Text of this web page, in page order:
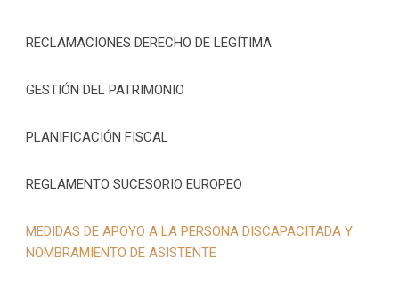
RECLAMACIONES DERECHO DE LEGÍTIMA
GESTIÓN DEL PATRIMONIO
PLANIFICACIÓN FISCAL
REGLAMENTO SUCESORIO EUROPEO
MEDIDAS DE APOYO A LA PERSONA DISCAPACITADA Y
NOMBRAMIENTO DE ASISTENTE